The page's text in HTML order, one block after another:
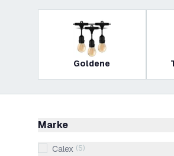
Goldene
Marke
Calex (5)